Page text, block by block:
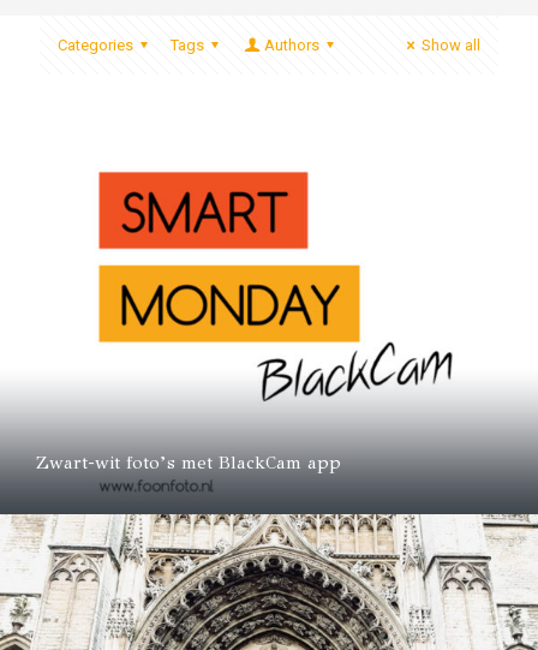
Categories Tags Authors Show all
Zwart-wit foto’s met BlackCam app